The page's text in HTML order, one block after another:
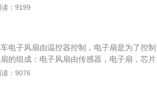
会继续转动。如果是这种情况，车主可以及
，延长发动机的使用寿命。如果汽车经常出
一定要及时检查并进行处理，否则很容易导
最好怠速一会，等机械温度下降一点在关闭
度。风扇故障可能：散热水路堵塞，散热
你就开了不远的距离，风扇很久还不能停止
跑了几百公里的路，这是正常的，水箱温度
，所以发动机的温度还是高，这样为了降
读：9199
电子风扇由温控器控制，电子扇是为了控制
的组成：电子风扇由传感器，电子扇，芯片
动作，电子扇开启，使水温降低。待水温降
读：9076